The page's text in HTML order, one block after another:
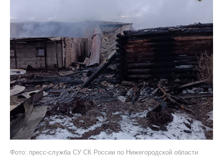
Фото: пресс-служба СУ СК России по Нижегородской области